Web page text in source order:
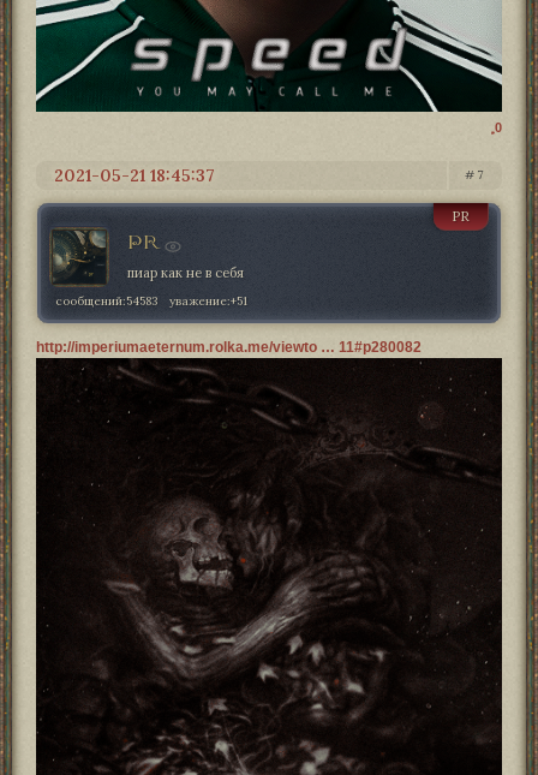
0
7
2021-05-21 18:45:37
PR
PR
пиар как не в себя
сообщений:54583 уважение:+51
http://imperiumaeternum.rolka.me/viewto … 11#p280082